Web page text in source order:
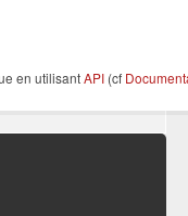
en utilisantAPI (cf